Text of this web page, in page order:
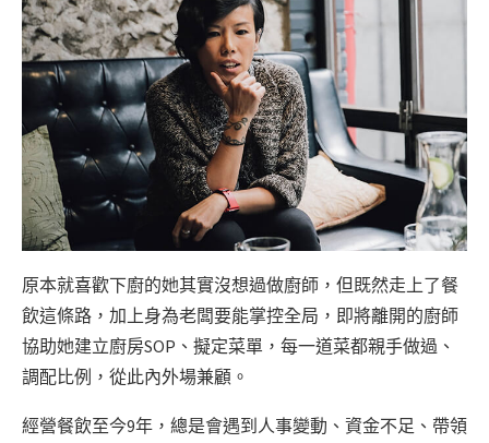
原本就喜歡下廚的她其實沒想過做廚師，但既然走上了餐
飲這條路，加上身為老闆要能掌控全局，即將離開的廚師
協助她建立廚房SOP、擬定菜單，每一道菜都親手做過、
調配比例，從此內外場兼顧。
經營餐飲至今9年，總是會遇到人事變動、資金不足、帶領